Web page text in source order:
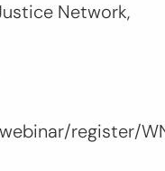
Network,
register/